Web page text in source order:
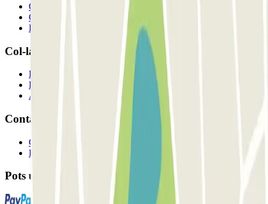
Qui som
Com funciona?
Els nostres pàrquings
Col-laborem?
Professionals
Proveïdor de pàrquing
Afiliat
Contacte
Contacta'ns
FAQ
Pots utilitzar aquests mètodes de pagament: